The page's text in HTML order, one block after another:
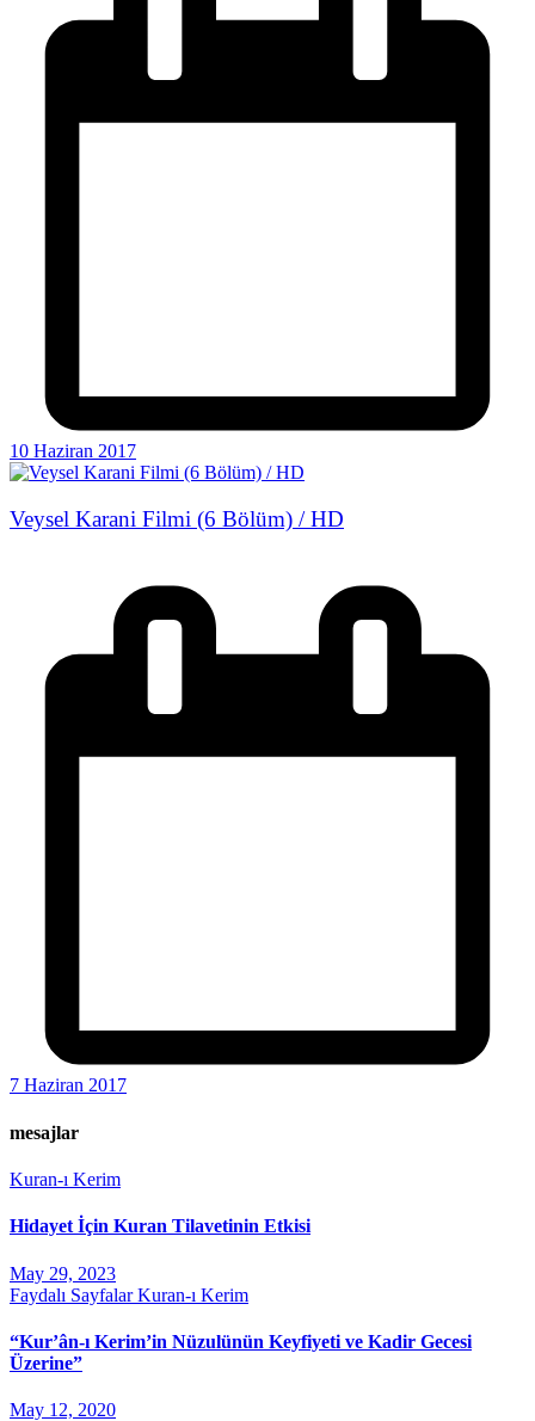
10 Haziran 2017
Veysel Karani Filmi (6 Bölüm) / HD
7 Haziran 2017
mesajlar
Kuran-ı Kerim
Hidayet İçin Kuran Tilavetinin Etkisi
May 29, 2023
Faydalı SayfalarKuran-ı Kerim
“Kur’ân-ı Kerim’in Nüzulünün Keyfiyeti ve Kadir Gecesi
Üzerine”
May 12, 2020